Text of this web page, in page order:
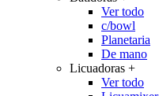
Ver todo
c/bowl
Planetaria
De mano
Licuadoras +
Ver todo